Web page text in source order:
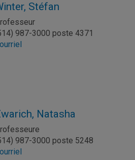
Stéfan
987-3000 poste 4371
Natasha
987-3000 poste 5248